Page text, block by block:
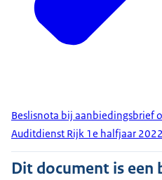
Beslisnota bij aanbiedingsbrief
Auditdienst Rijk 1e halfjaar 2022
Dit document is een